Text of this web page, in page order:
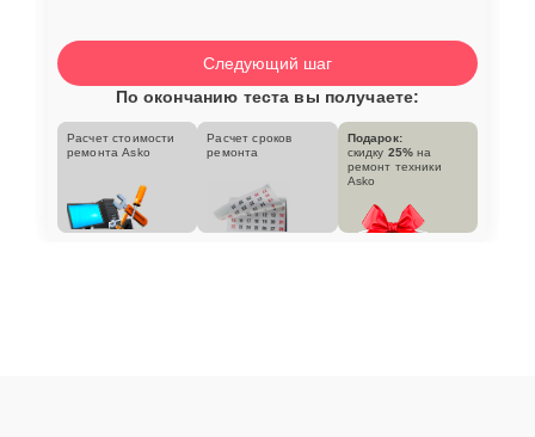
Следующий шаг
По окончанию теста вы получаете:
Расчет стоимости
ремонта Asko
Расчет сроков
ремонта
Подарок:
скидку 25% на
ремонт техники
Asko